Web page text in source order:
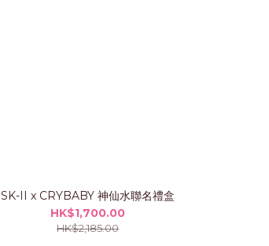
SK-II x CRYBABY 神仙水聯名禮盒
HK$1,700.00
HK$2,185.00